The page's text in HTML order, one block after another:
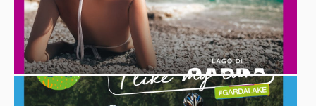
Lago e il suo entroterra tornino ad essere la meta
preferita per le vacanze di giovani, famiglie e senior”.
Si punta ora alla fase operativa, realizzando una serie di
azioni di comunicazione che spingono al rilancio del